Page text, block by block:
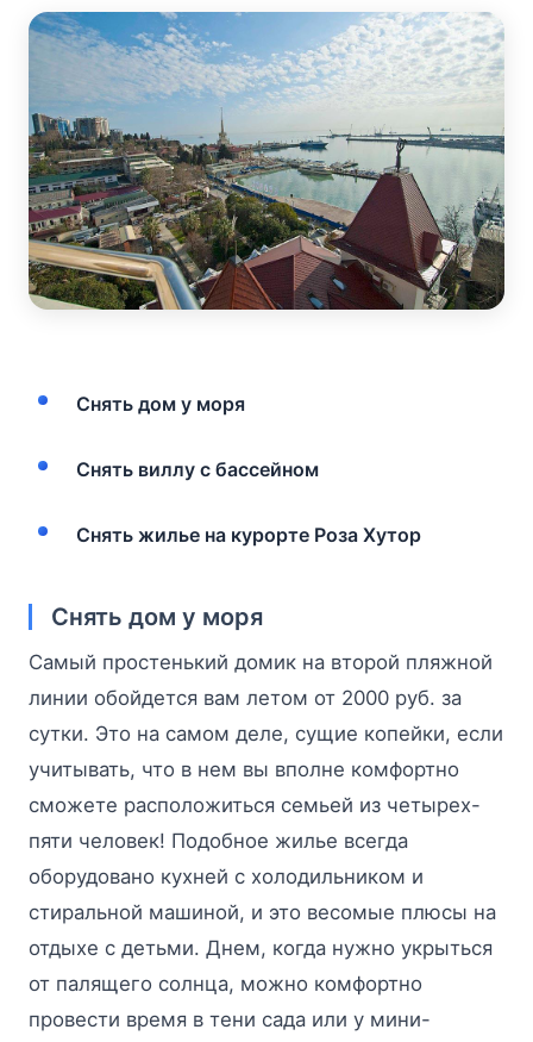
Снять дом у моря
Снять виллу с бассейном
Снять жилье на курорте Роза Хутор
Снять дом у моря
Самый простенький домик на второй пляжной
линии обойдется вам летом от 2000 руб. за
сутки. Это на самом деле, сущие копейки, если
учитывать, что в нем вы вполне комфортно
сможете расположиться семьей из четырех-
пяти человек! Подобное жилье всегда
оборудовано кухней с холодильником и
стиральной машиной, и это весомые плюсы на
отдыхе с детьми. Днем, когда нужно укрыться
от палящего солнца, можно комфортно
провести время в тени сада или у мини-